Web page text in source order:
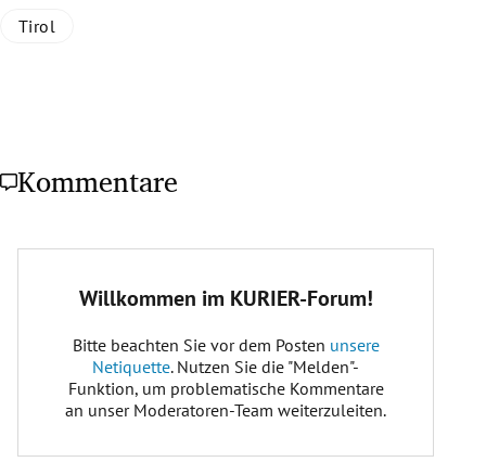
Tirol
Kommentare